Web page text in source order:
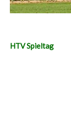
HTV Spieltag